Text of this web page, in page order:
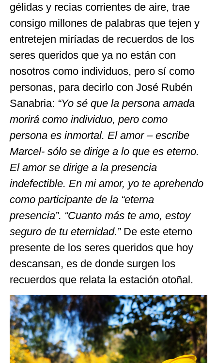
gélidas y recias corrientes de aire, trae
consigo millones de palabras que tejen y
entretejen miríadas de recuerdos de los
seres queridos que ya no están con
nosotros como individuos, pero sí como
personas, para decirlo con José Rubén
Sanabria: “Yo sé que la persona amada
morirá como individuo, pero como
persona es inmortal. El amor – escribe
Marcel- sólo se dirige a lo que es eterno.
El amor se dirige a la presencia
indefectible. En mi amor, yo te aprehendo
como participante de la “eterna
presencia”. “Cuanto más te amo, estoy
seguro de tu eternidad.” De este eterno
presente de los seres queridos que hoy
descansan, es de donde surgen los
recuerdos que relata la estación otoñal.